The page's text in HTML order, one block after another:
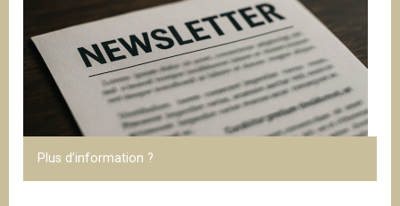
Plus d’information ?